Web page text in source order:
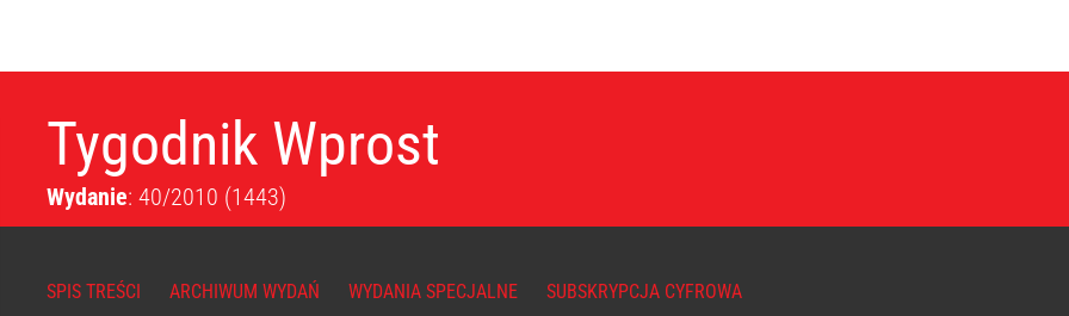
Tygodnik Wprost
Wydanie: 40/2010 (1443)
SPIS TREŚCI ARCHIWUM WYDAŃ WYDANIA SPECJALNE SUBSKRYPCJA CYFROWA